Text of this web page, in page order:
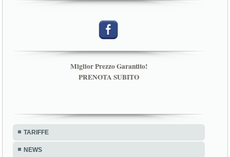
Miglior Prezzo Garantito!
PRENOTA SUBITO
TARIFFE
NEWS